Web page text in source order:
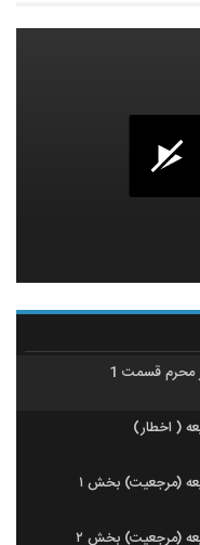
محرم قسمت 1
( اخطار)
(مرجعیت) بخش ۱
(مرجعیت) بخش ۲